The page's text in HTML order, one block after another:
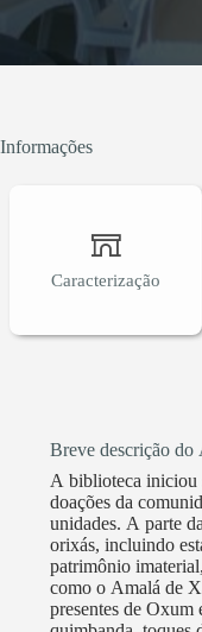
Informações
Caracterização
Breve descrição do
A biblioteca iniciou
doações da
unidades. A parte
orixás, incluindo
patrimônio
como o Amalá de
presentes de Oxum